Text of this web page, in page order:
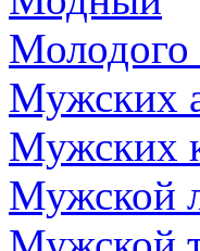
Мужских
Мужских
Мужской